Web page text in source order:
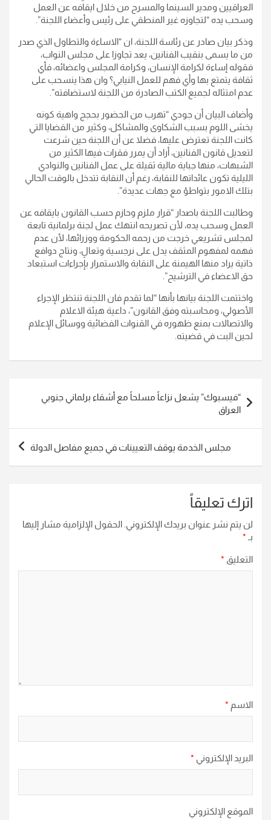
العراقيين ومدير السينما والمسرح من خلال ايقافه عن العمل
وسحب يده “لتجاوزه غير المنطقي على رئيس وأعضاء اللجنة”.
وذكر بيان صادر عن رئاسة اللجنة، ان “الاساءة والتطاول الذي صدر
من ما يسمى بنقيب الفنانين، يعد تجاوزا على مجلس النواب،
فقوله إساءة لكرامة الإنسان، وكرامة المجلس واعضائه، فأي
ثقافة يتمتع بها وأي فهم للعمل النيابي؟ وان هذا ينسحب على
عدم امتثاله لجميع الكتب الصادرة من اللجنة لاستضافته”.
وأضاف البيان أن جودي “تهرب من الحضور بحجج واهية كونه
يخشى اللوم بسبب الشكاوى والمشاكل، وكثير من القضايا التي
كانت اللجنة تعترض عليها، فضلا عن أن اللجنة حين شرعت
لتعديل قانون الفنانين، أراد أن يمرر فقرات فيها الكثير من
الشبهات، منها جباية مالية ثقيلة على عمل الفنانين والنوادي
الليلية تكون عائداتها للنقابة، رغم أن النقابة تتدخل بالوقت الحالي
بتلك الامور بتواطؤ مع جهات عديدة”.
وطالبت اللجنة باصدار “قرار ملزم وحازم حسب القانون بايقافه عن
العمل وسحب يده، لأن تصريحه انتهك عمل لجنة برلمانية تابعة
لمجلس تشريعي خرجت من رحمه الحكومة ووزرائها، لأن عدم
فهمه لمفهوم المثقف يدل على نرجسية وتعالٍ، ونتاج دوافع
ذاتية يراد منها الهيمنة على النقابة والاستمرار بإجراءات استبعاد
حق الاعضاء في الترشيح”.
واختتمت اللجنة بيانها بأنها “لما تقدم فان اللجنة تنتظر الإجراء
الأصولي، ومحاسبته وفق القانون”، داعية هيئة الاعلام
والاتصالات بمنع ظهوره في القنوات الفضائية ووسائل الإعلام
لحين البت في قضيته.
المقالات
“فيسبوك” يشعل نزاعاً مسلحاً مع أشقاء برلماني جنوبي
العراق
مجلس الخدمة يوقف التعيينات في جميع مفاصل الدولة
اترك تعليقاً
لن يتم نشر عنوان بريدك الإلكتروني. الحقول الإلزامية مشار إليها
بـ *
التعليق *
الاسم *
البريد الإلكتروني *
الموقع الإلكتروني